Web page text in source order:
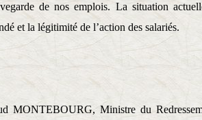
de nos emplois. La situation
et la légitimité de l’action des salariés.
MONTEBOURG, Ministre du